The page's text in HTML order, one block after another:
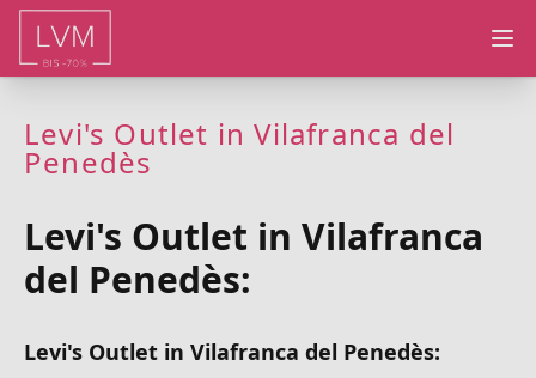
Levi's Outlet in Vilafranca del
Penedès
Levi's Outlet in Vilafranca
del Penedès:
Levi's Outlet in Vilafranca del Penedès: